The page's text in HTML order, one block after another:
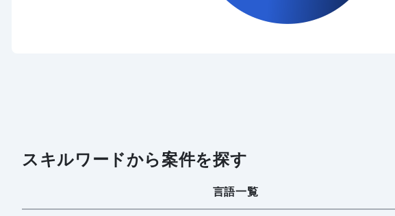
スキルワードから案件を探す
言語一覧